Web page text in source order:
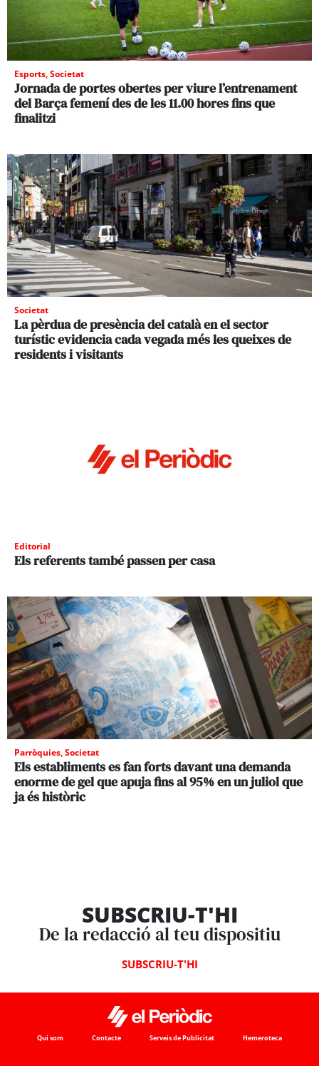
Esports,Societat
Jornada de portes obertes per viure l’entrenament
del Barça femení des de les 11.00 hores fins que
finalitzi
Societat
La pèrdua de presència del català en el sector
turístic evidencia cada vegada més les queixes de
residents i visitants
Editorial
Els referents també passen per casa
Parròquies,Societat
Els establiments es fan forts davant una demanda
enorme de gel que apuja fins al 95% en un juliol que
ja és històric
SUBSCRIU-T'HI
De la redacció al teu dispositiu
SUBSCRIU-T'HI
Qui som Contacte Serveis de Publicitat Hemeroteca